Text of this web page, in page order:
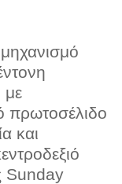
με
πρωτοσέλιδο
και
Sunday